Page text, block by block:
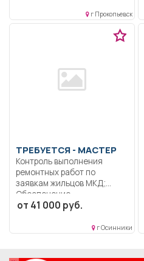
г Прокопьевск
ТРЕБУЕТСЯ - МАСТЕР
Контроль выполнения
ремонтных работ по
заявкам жильцов МКД;
Обеспечение...
от 41 000 руб.
г Осинники